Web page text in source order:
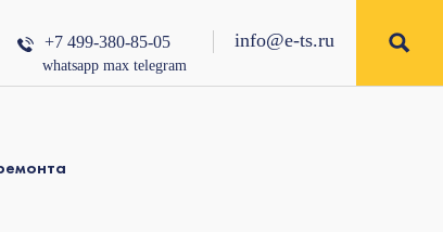
+7 499-380-85-05
whatsapp max telegram
info@e-ts.ru